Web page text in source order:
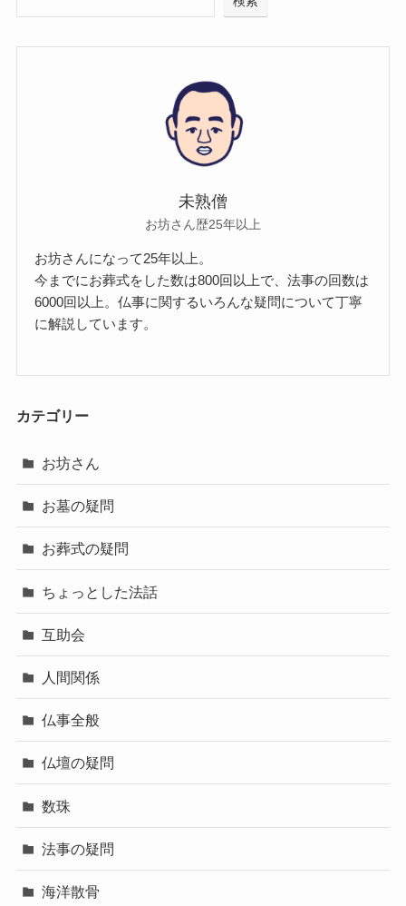
未熟僧
お坊さん歴25年以上
お坊さんになって25年以上。
今までにお葬式をした数は800回以上で、法事の回数は
6000回以上。仏事に関するいろんな疑問について丁寧
に解説しています。
カテゴリー
お坊さん
お墓の疑問
お葬式の疑問
ちょっとした法話
互助会
人間関係
仏事全般
仏壇の疑問
数珠
法事の疑問
海洋散骨